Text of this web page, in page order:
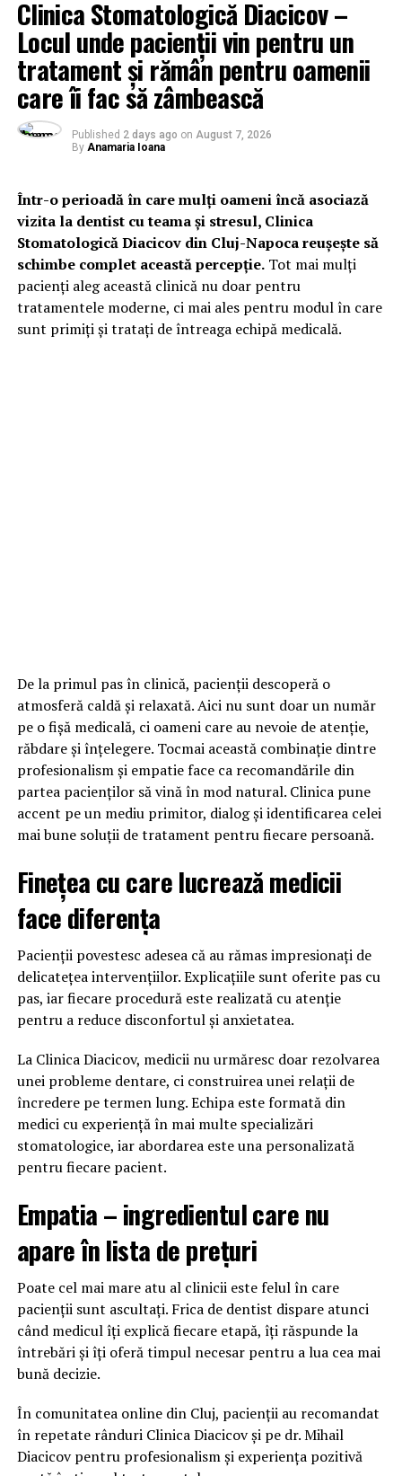
Clinica Stomatologică Diacicov –
Locul unde pacienții vin pentru un
tratament și rămân pentru oamenii
care îi fac să zâmbească
Published 2 days ago on August 7, 2026
By Anamaria Ioana
Într-o perioadă în care mulți oameni încă asociază
vizita la dentist cu teama și stresul, Clinica
Stomatologică Diacicov din Cluj-Napoca reușește să
schimbe complet această percepție.Tot mai mulți
pacienți aleg această clinică nu doar pentru
tratamentele moderne, ci mai ales pentru modul în care
sunt primiți și tratați de întreaga echipă medicală.
De la primul pas în clinică, pacienții descoperă o
atmosferă caldă și relaxată. Aici nu sunt doar un număr
pe o fișă medicală, ci oameni care au nevoie de atenție,
răbdare și înțelegere. Tocmai această combinație dintre
profesionalism și empatie face ca recomandările din
partea pacienților să vină în mod natural. Clinica pune
accent pe un mediu primitor, dialog și identificarea celei
mai bune soluții de tratament pentru fiecare persoană.
Finețea cu care lucrează medicii
face diferența
Pacienții povestesc adesea că au rămas impresionați de
delicatețea intervențiilor. Explicațiile sunt oferite pas cu
pas, iar fiecare procedură este realizată cu atenție
pentru a reduce disconfortul și anxietatea.
La Clinica Diacicov, medicii nu urmăresc doar rezolvarea
unei probleme dentare, ci construirea unei relații de
încredere pe termen lung. Echipa este formată din
medici cu experiență în mai multe specializări
stomatologice, iar abordarea este una personalizată
pentru fiecare pacient.
Empatia – ingredientul care nu
apare în lista de prețuri
Poate cel mai mare atu al clinicii este felul în care
pacienții sunt ascultați. Frica de dentist dispare atunci
când medicul îți explică fiecare etapă, îți răspunde la
întrebări și îți oferă timpul necesar pentru a lua cea mai
bună decizie.
În comunitatea online din Cluj, pacienții au recomandat
în repetate rânduri Clinica Diacicov și pe dr. Mihail
Diacicov pentru profesionalism și experiența pozitivă